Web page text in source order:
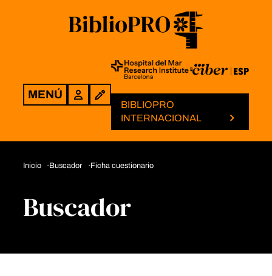
MENÚ Login
BIBLIOPRO
INTERNACIONAL
Inicio Buscador Ficha cuestionario
Buscador